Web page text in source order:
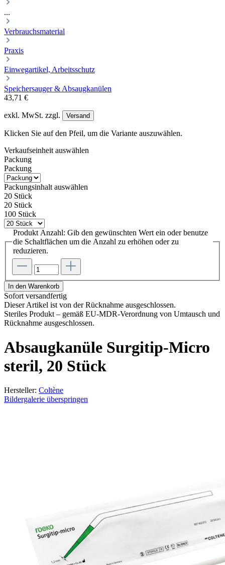
...
Verbrauchsmaterial
Praxis
Einwegartikel, Arbeitsschutz
Speichersauger & Absaugkanülen
43,71 €
exkl. MwSt. zzgl. Versand
Klicken Sie auf den Pfeil, um die Variante auszuwählen.
Verkaufseinheit auswählen
Packung
Packung
Packungsinhalt auswählen
20 Stück
20 Stück
100 Stück
Produkt Anzahl: Gib den gewünschten Wert ein oder benutze
die Schaltflächen um die Anzahl zu erhöhen oder zu
reduzieren.
In den Warenkorb
Sofort versandfertig
Dieser Artikel ist von der Rücknahme ausgeschlossen.
Steriles Produkt – gemäß EU-MDR-Verordnung von Umtausch und
Rücknahme ausgeschlossen.
Absaugkanüle Surgitip-Micro
steril, 20 Stück
Hersteller: Coltène
Bildergalerie überspringen